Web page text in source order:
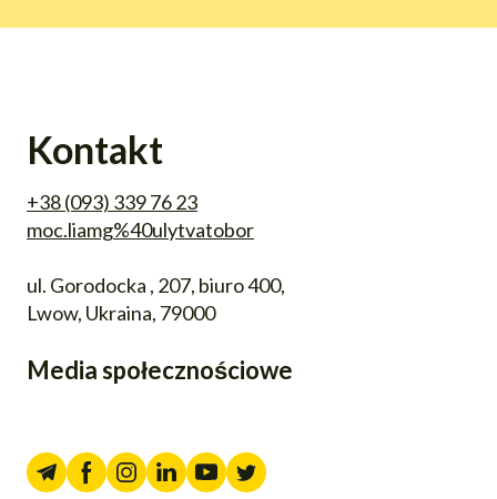
Kontakt
+38 (093) 339 76 23
moc.liamg%40ulytvatobor
ul. Gorodocka , 207, biuro 400,
Lwow, Ukraina, 79000
Media społecznościowe